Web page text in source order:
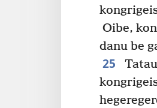
Oibe,
danu be
25